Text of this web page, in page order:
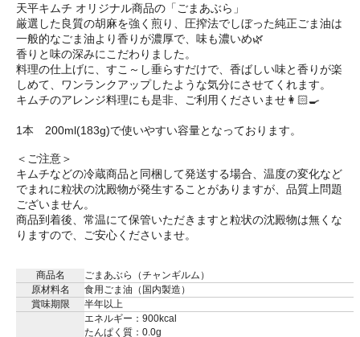
天平キムチ オリジナル商品の「ごまあぶら」
厳選した良質の胡麻を強く煎り、圧搾法でしぼった純正ごま油は
一般的なごま油より香りが濃厚で、味も濃いめ🌿
香りと味の深みにこだわりました。
料理の仕上げに、すこ～し垂らすだけで、香ばしい味と香りが楽
しめて、ワンランクアップしたような気分にさせてくれます。
キムチのアレンジ料理にも是非、ご利用くださいませ👩🏻‍🍳
1本 200ml(183g)で使いやすい容量となっております。
＜ご注意＞
キムチなどの冷蔵商品と同梱して発送する場合、温度の変化など
でまれに粒状の沈殿物が発生することがありますが、品質上問題
ございません。
商品到着後、常温にて保管いただきますと粒状の沈殿物は無くな
りますので、ご安心くださいませ。
商品名
ごまあぶら（チャンギルム）
原材料名
食用ごま油（国内製造）
賞味期限
半年以上
エネルギー：900kcal
たんぱく質：0.0g